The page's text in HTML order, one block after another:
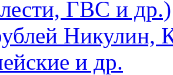
ГВС и др.)
Никулин,
и др.